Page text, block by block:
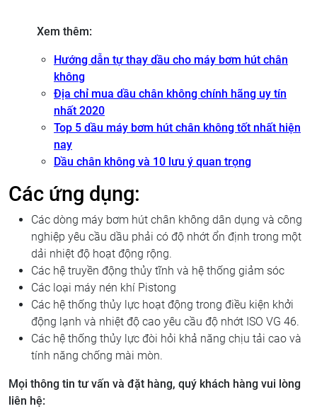
Xem thêm:
Hướng dẫn tự thay dầu cho máy bơm hút chân
không
Địa chỉ mua dầu chân không chính hãng uy tín
nhất 2020
Top 5 dầu máy bơm hút chân không tốt nhất hiện
nay
Dầu chân không và 10 lưu ý quan trọng
Các ứng dụng:
Các dòng máy bơm hút chân không dân dụng và công
nghiệp yêu cầu dầu phải có độ nhớt ổn định trong một
dải nhiệt độ hoạt động rộng.
Các hệ truyền động thủy tĩnh và hệ thống giảm sóc
Các loại máy nén khí Pistong
Các hệ thống thủy lực hoạt động trong điều kiện khởi
động lạnh và nhiệt độ cao yêu cầu độ nhớt ISO VG 46.
Các hệ thống thủy lực đòi hỏi khả năng chịu tải cao và
tính năng chống mài mòn.
Mọi thông tin tư vấn và đặt hàng, quý khách hàng vui lòng
liên hệ: